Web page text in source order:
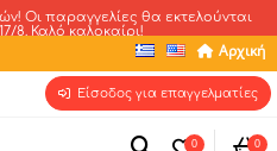
Οι παραγγελίες θα εκτελούνται
8. Καλό καλοκαίρι!
Είσοδος για επαγγελματίες
Αρχική
0 0